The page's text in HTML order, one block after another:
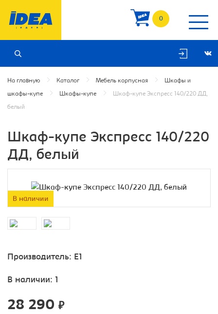
0
На главную Каталог Мебель корпусная Шкафы и
шкафы-купе Шкафы-купе Шкаф-купе Экспресс 140/220 ДД,
белый
Шкаф-купе Экспресс 140/220
ДД, белый
В наличии
Производитель: E1
В наличии: 1
28 290 ₽